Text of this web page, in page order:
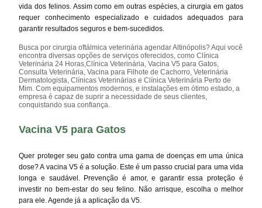
vida dos felinos. Assim como em outras espécies, a cirurgia em gatos
requer conhecimento especializado e cuidados adequados para
garantir resultados seguros e bem-sucedidos.
Busca por cirurgia oftálmica veterinária agendar Altinópolis? Aqui você
encontra diversas opções de serviços oferecidos, como Clínica
Veterinária 24 Horas,Clínica Veterinária, Vacina V5 para Gatos,
Consulta Veterinária, Vacina para Filhote de Cachorro, Veterinária
Dermatologista, Clínicas Veterinárias e Clínica Veterinária Perto de
Mim. Com equipamentos modernos, e instalações em ótimo estado, a
empresa é capaz de suprir a necessidade de seus clientes,
conquistando sua confiança.
Vacina V5 para Gatos
Quer proteger seu gato contra uma gama de doenças em uma única
dose? A vacina V5 é a solução. Este é um passo crucial para uma vida
longa e saudável. Prevenção é amor, e garantir essa proteção é
investir no bem-estar do seu felino. Não arrisque, escolha o melhor
para ele. Agende já a aplicação da V5.